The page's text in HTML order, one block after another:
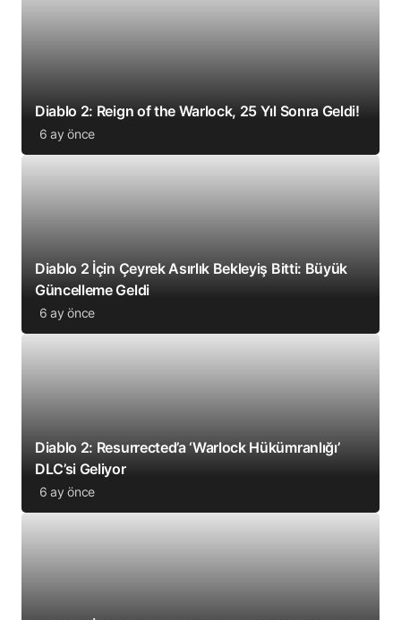
Diablo 2: Reign of the Warlock, 25 Yıl Sonra Geldi!
6 ay önce
Diablo 2 İçin Çeyrek Asırlık Bekleyiş Bitti: Büyük
Güncelleme Geldi
6 ay önce
Diablo 2: Resurrected’a ‘Warlock Hükümranlığı’
DLC’si Geliyor
6 ay önce